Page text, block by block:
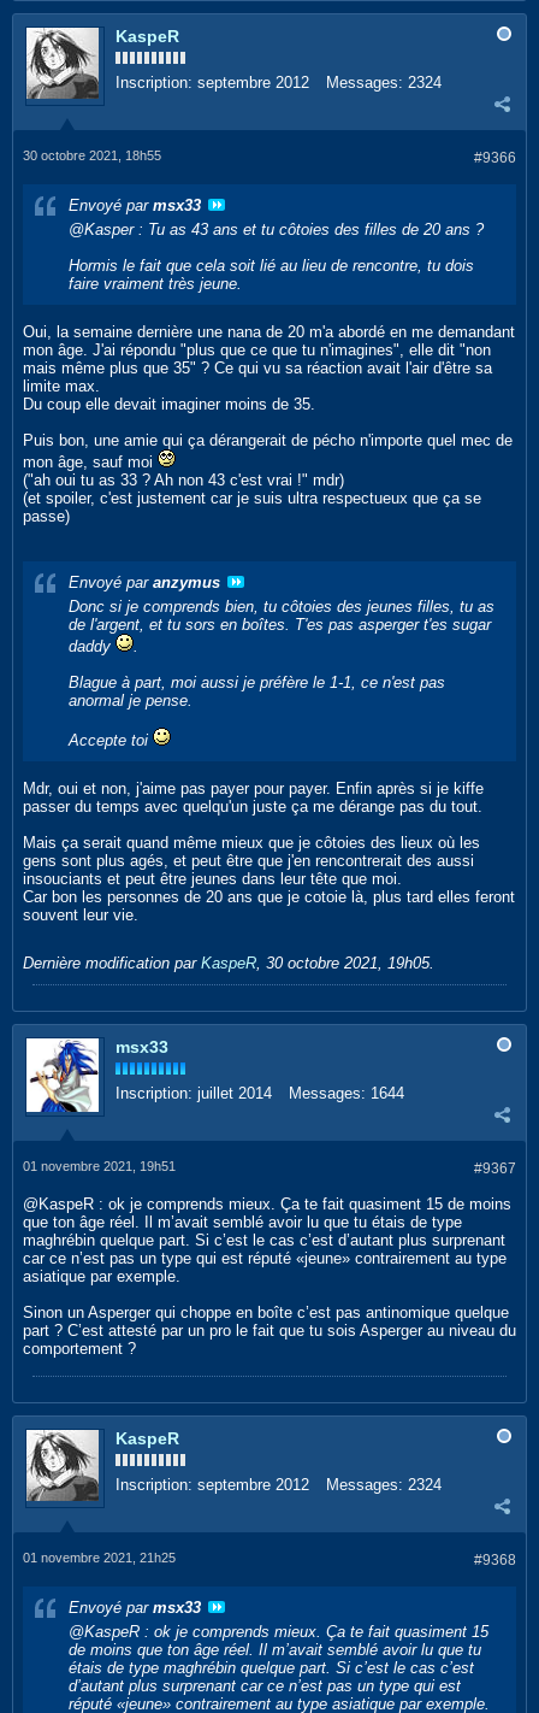
KaspeR
Inscription: septembre 2012 Messages: 2324
#9366
30 octobre 2021, 18h55
Envoyé par msx33
@Kasper : Tu as 43 ans et tu côtoies des filles de 20 ans ?
Hormis le fait que cela soit lié au lieu de rencontre, tu dois
faire vraiment très jeune.
Oui, la semaine dernière une nana de 20 m'a abordé en me demandant
mon âge. J'ai répondu "plus que ce que tu n'imagines", elle dit "non
mais même plus que 35" ? Ce qui vu sa réaction avait l'air d'être sa
limite max.
Du coup elle devait imaginer moins de 35.
Puis bon, une amie qui ça dérangerait de pécho n'importe quel mec de
mon âge, sauf moi
("ah oui tu as 33 ? Ah non 43 c'est vrai !" mdr)
(et spoiler, c'est justement car je suis ultra respectueux que ça se
passe)
Envoyé par anzymus
Donc si je comprends bien, tu côtoies des jeunes filles, tu as
de l'argent, et tu sors en boîtes. T'es pas asperger t'es sugar
daddy
.
Blague à part, moi aussi je préfère le 1-1, ce n'est pas
anormal je pense.
Accepte toi
Mdr, oui et non, j'aime pas payer pour payer. Enfin après si je kiffe
passer du temps avec quelqu'un juste ça me dérange pas du tout.
Mais ça serait quand même mieux que je côtoies des lieux où les
gens sont plus agés, et peut être que j'en rencontrerait des aussi
insouciants et peut être jeunes dans leur tête que moi.
Car bon les personnes de 20 ans que je cotoie là, plus tard elles feront
souvent leur vie.
Dernière modification par KaspeR, 30 octobre 2021, 19h05.
msx33
Inscription: juillet 2014 Messages: 1644
#9367
01 novembre 2021, 19h51
@KaspeR : ok je comprends mieux. Ça te fait quasiment 15 de moins
que ton âge réel. Il m’avait semblé avoir lu que tu étais de type
maghrébin quelque part. Si c’est le cas c’est d’autant plus surprenant
car ce n’est pas un type qui est réputé «jeune» contrairement au type
asiatique par exemple.
Sinon un Asperger qui choppe en boîte c’est pas antinomique quelque
part ? C’est attesté par un pro le fait que tu sois Asperger au niveau du
comportement ?
KaspeR
Inscription: septembre 2012 Messages: 2324
#9368
01 novembre 2021, 21h25
Envoyé par msx33
@KaspeR : ok je comprends mieux. Ça te fait quasiment 15
de moins que ton âge réel. Il m’avait semblé avoir lu que tu
étais de type maghrébin quelque part. Si c’est le cas c’est
d’autant plus surprenant car ce n’est pas un type qui est
réputé «jeune» contrairement au type asiatique par exemple.